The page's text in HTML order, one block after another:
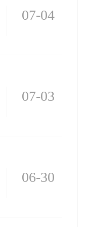
07-04
07-03
06-30